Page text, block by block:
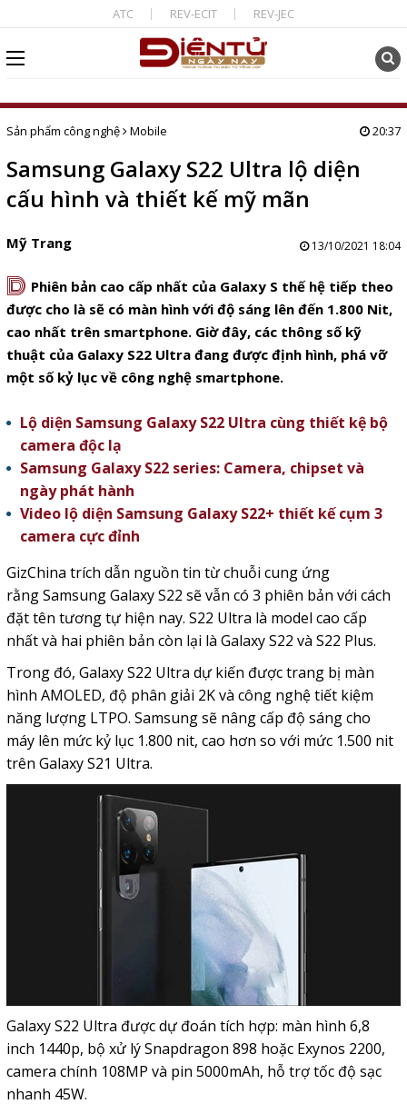
ATC REV-ECIT REV-JEC
Sản phẩm công nghệ Mobile 20:37
Samsung Galaxy S22 Ultra lộ diện
cấu hình và thiết kế mỹ mãn
Mỹ Trang 13/10/2021 18:04
D Phiên bản cao cấp nhất của Galaxy S thế hệ tiếp theo
được cho là sẽ có màn hình với độ sáng lên đến 1.800 Nit,
cao nhất trên smartphone. Giờ đây, các thông số kỹ
thuật của Galaxy S22 Ultra đang được định hình, phá vỡ
một số kỷ lục về công nghệ smartphone.
Lộ diện Samsung Galaxy S22 Ultra cùng thiết kệ bộ
camera độc lạ
Samsung Galaxy S22 series: Camera, chipset và
ngày phát hành
Video lộ diện Samsung Galaxy S22+ thiết kế cụm 3
camera cực đỉnh
GizChina trích dẫn nguồn tin từ chuỗi cung ứng
rằng Samsung Galaxy S22 sẽ vẫn có 3 phiên bản với cách
đặt tên tương tự hiện nay. S22 Ultra là model cao cấp
nhất và hai phiên bản còn lại là Galaxy S22 và S22 Plus.
Trong đó, Galaxy S22 Ultra dự kiến được trang bị màn
hình AMOLED, độ phân giải 2K và công nghệ tiết kiệm
năng lượng LTPO. Samsung sẽ nâng cấp độ sáng cho
máy lên mức kỷ lục 1.800 nit, cao hơn so với mức 1.500 nit
trên Galaxy S21 Ultra.
Galaxy S22 Ultra được dự đoán tích hợp: màn hình 6,8
inch 1440p, bộ xử lý Snapdragon 898 hoặc Exynos 2200,
camera chính 108MP và pin 5000mAh, hỗ trợ tốc độ sạc
nhanh 45W.